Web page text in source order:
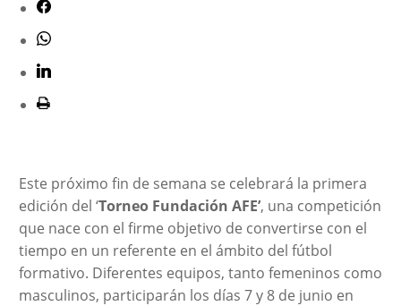
Este próximo fin de semana se celebrará la primera
edición del ‘Torneo Fundación AFE’, una competición
que nace con el firme objetivo de convertirse con el
tiempo en un referente en el ámbito del fútbol
formativo. Diferentes equipos, tanto femeninos como
masculinos, participarán los días 7 y 8 de junio en